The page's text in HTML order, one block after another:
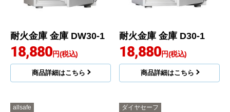
耐火金庫 金庫 DW30-1
18,880円(税込)
商品詳細はこちら
耐火金庫 金庫 D30-1
18,880円(税込)
商品詳細はこちら
allsafe
ダイヤセーフ